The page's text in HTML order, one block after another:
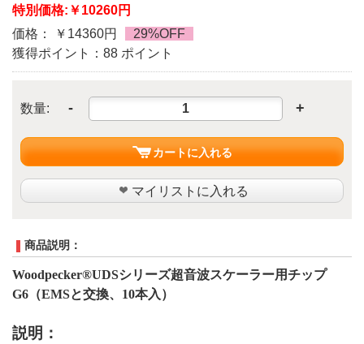
特別価格: ￥10260円
価格： ￥14360円
29%OFF
獲得ポイント：88 ポイント
数量: - +
カートに入れる
マイリストに入れる
商品説明：
Woodpecker®UDSシリーズ超音波スケーラー用チップ
G6 （EMSと交換、10本入）
説明：